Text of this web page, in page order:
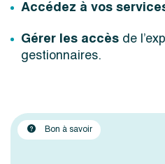
Accédez à vos
Gérer les accès de
gestionnaires.
Bon à savoir